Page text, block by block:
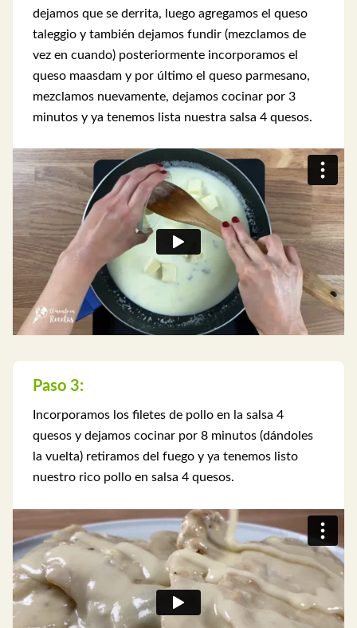
dejamos que se derrita, luego agregamos el queso
taleggio y también dejamos fundir (mezclamos de
vez en cuando) posteriormente incorporamos el
queso maasdam y por último el queso parmesano,
mezclamos nuevamente, dejamos cocinar por 3
minutos y ya tenemos lista nuestra salsa 4 quesos.
Paso 3:
Incorporamos los filetes de pollo en la salsa 4
quesos y dejamos cocinar por 8 minutos (dándoles
la vuelta) retiramos del fuego y ya tenemos listo
nuestro rico pollo en salsa 4 quesos.